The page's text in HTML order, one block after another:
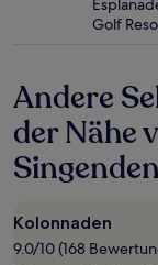
Bedingungen
Golf
Andere
der Nähe
Kolonnaden
9.0/10 (168